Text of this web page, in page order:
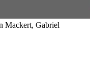
Mackert, Gabriel